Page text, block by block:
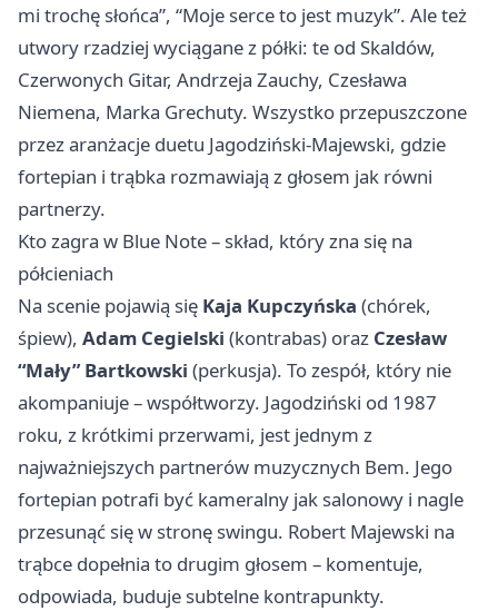
mi trochę słońca”, “Moje serce to jest muzyk”. Ale też
utwory rzadziej wyciągane z półki: te od Skaldów,
Czerwonych Gitar, Andrzeja Zauchy, Czesława
Niemena, Marka Grechuty. Wszystko przepuszczone
przez aranżacje duetu Jagodziński-Majewski, gdzie
fortepian i trąbka rozmawiają z głosem jak równi
partnerzy.
Kto zagra w Blue Note – skład, który zna się na
półcieniach
Na scenie pojawią się Kaja Kupczyńska (chórek,
śpiew), Adam Cegielski (kontrabas) oraz Czesław
“Mały” Bartkowski (perkusja). To zespół, który nie
akompaniuje – współtworzy. Jagodziński od 1987
roku, z krótkimi przerwami, jest jednym z
najważniejszych partnerów muzycznych Bem. Jego
fortepian potrafi być kameralny jak salonowy i nagle
przesunąć się w stronę swingu. Robert Majewski na
trąbce dopełnia to drugim głosem – komentuje,
odpowiada, buduje subtelne kontrapunkty.